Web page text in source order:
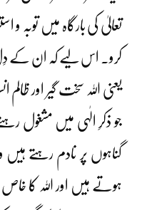
تعالیٰ کی بارگاہ میں توبہ و
کرو۔ اس لیے کہ ان کے
یعنی اللہ سخت گیر اور ظالم
جو ذکرِ الٰہی میں مشغول
گناہوں پر نادم رہتے
ہوتے ہیں اور اللہ کا خاص